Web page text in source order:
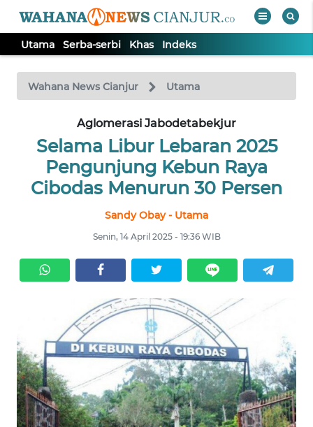
Utama Serba-serbi Khas Indeks
Wahana News Cianjur Utama
Aglomerasi Jabodetabekjur
Selama Libur Lebaran 2025
Pengunjung Kebun Raya
Cibodas Menurun 30 Persen
Sandy Obay - Utama
Senin, 14 April 2025 - 19:36 WIB
TV
Tutup
SERBA-
SERBI
Informasi
KONTAK
KAMI
INFO
IKLAN